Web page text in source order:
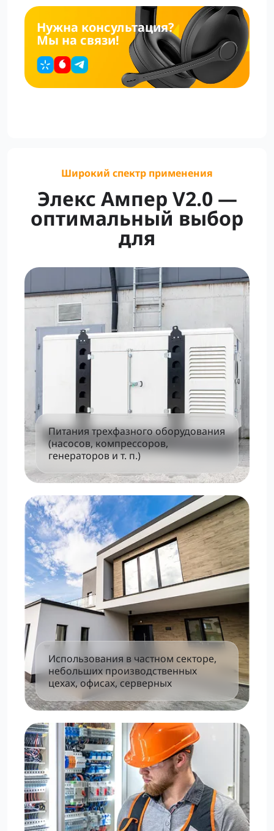
Нужна консультация?
Мы на связи!
Широкий спектр применения
Элекс Ампер V2.0 —
оптимальный выбор
для
Питания трехфазного оборудования
(насосов, компрессоров,
генераторов и т. п.)
Использования в частном секторе,
небольших производственных
цехах, офисах, серверных